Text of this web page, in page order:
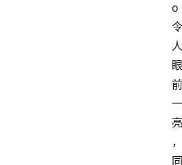
o
令
人
眼
前
一
亮
，
同